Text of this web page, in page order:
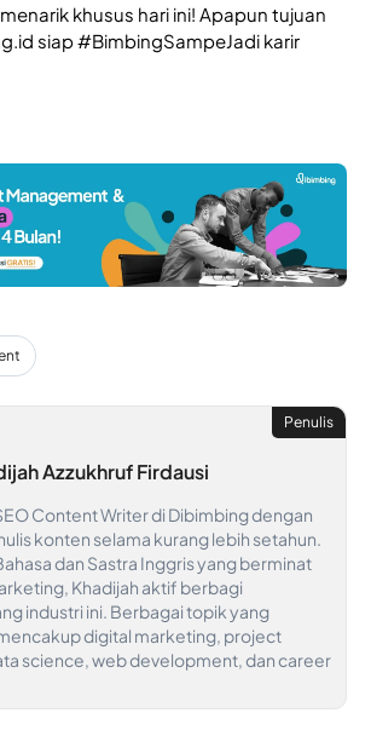
khusus hari ini! Apapun tujuan
siap #BimbingSampeJadi karir
Penulis
Azzukhruf Firdausi
Content Writer di Dibimbing dengan
konten selama kurang lebih setahun.
dan Sastra Inggris yang berminat
Khadijah aktif berbagi
industri ini. Berbagai topik yang
digital marketing, project
science, web development, dan career